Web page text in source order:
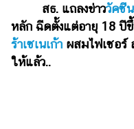
รูปภาพ
ดู
หนัง
สธ. แถลงข่าววัคซี
หลัก ฉีดตั้งแต่อายุ 18 ปี
ร้าเซเนเก้า ผสมไฟเซอร์
ให้แล้ว..